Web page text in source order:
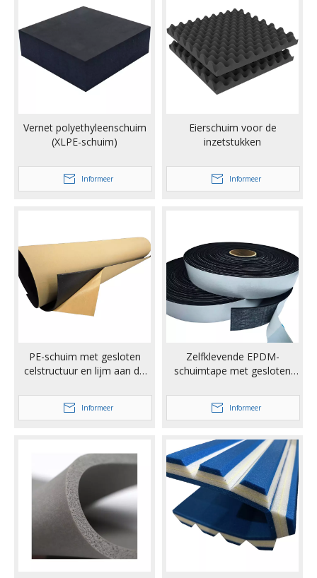
Vernet polyethyleenschuim
(XLPE-schuim)
Informeer
Eierschuim voor de
inzetstukken
Informeer
PE-schuim met gesloten
celstructuur en lijm aan de
Informeer
Zelfklevende EPDM-
schuimtape met gesloten
Informeer